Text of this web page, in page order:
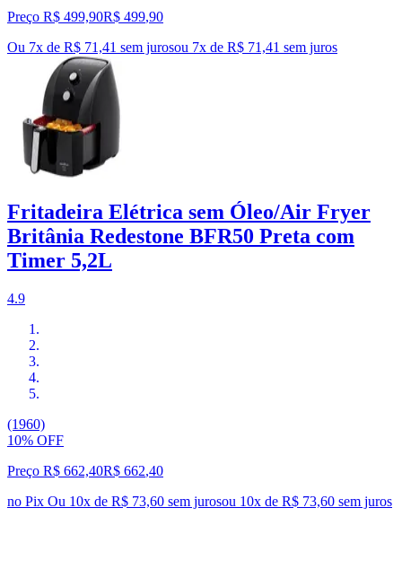
Preço R$ 499,90R$ 499,90
Ou 7x de R$ 71,41 sem jurosou 7x de R$ 71,41 sem juros
Fritadeira Elétrica sem Óleo/Air Fryer
Britânia Redestone BFR50 Preta com
Timer 5,2L
4.9
(1960)
10% OFF
Preço R$ 662,40R$ 662,40
no Pix Ou 10x de R$ 73,60 sem jurosou 10x de R$ 73,60 sem juros